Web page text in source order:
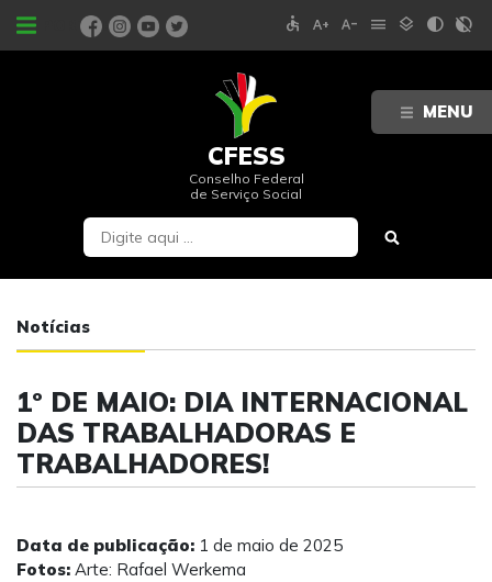
MENU
PORTAIS accessible text_increase text_decrease menu layers contrast contrast_rtl_off
CFESS
Conselho Federal
de Serviço Social
Notícias
1º DE MAIO: DIA INTERNACIONAL
DAS TRABALHADORAS E
TRABALHADORES!
Data de publicação: 1 de maio de 2025
Fotos: Arte: Rafael Werkema